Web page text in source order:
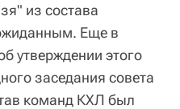
из состава
Еще в
утверждении этого
заседания совета
команд КХЛ был